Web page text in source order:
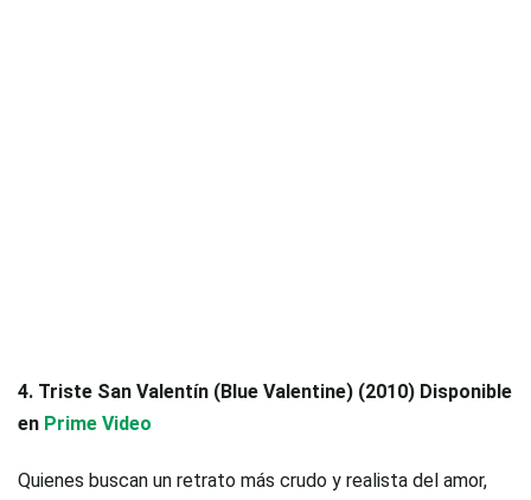
4. Triste San Valentín (Blue Valentine) (2010) Disponible
en Prime Video
Quienes buscan un retrato más crudo y realista del amor,